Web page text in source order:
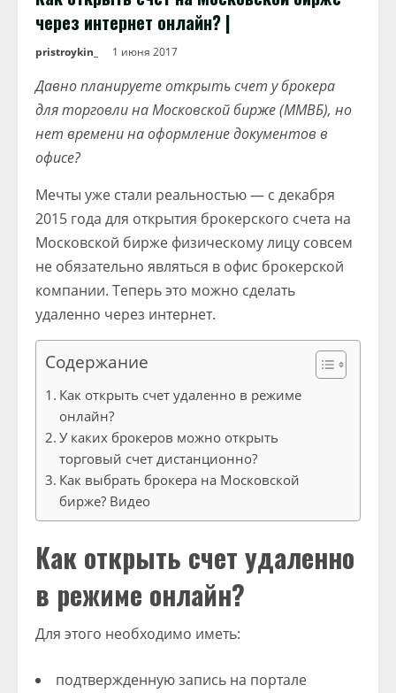
через интернет онлайн? |
pristroykin_ 1 июня 2017
Давно планируете открыть счет у брокера
для торговли на Московской бирже (ММВБ), но
нет времени на оформление документов в
офисе?
Мечты уже стали реальностью — с декабря
2015 года для открытия брокерского счета на
Московской бирже физическому лицу совсем
не обязательно являться в офис брокерской
компании. Теперь это можно сделать
удаленно через интернет.
Содержание
Как открыть счет удаленно в режиме
онлайн?
У каких брокеров можно открыть
торговый счет дистанционно?
Как выбрать брокера на Московской
бирже? Видео
Как открыть счет удаленно
в режиме онлайн?
Для этого необходимо иметь:
подтвержденную запись на портале